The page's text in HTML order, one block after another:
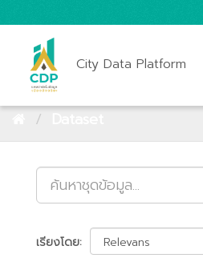
City Data Platform
เรียงโดย